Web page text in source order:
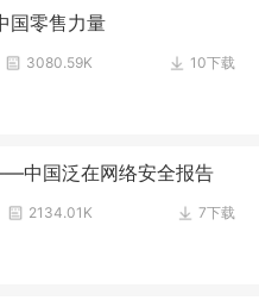
国零售力量
10下载
3080.59K
中国泛在网络安全报告
7下载
2134.01K